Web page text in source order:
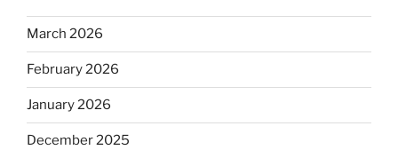
March 2026
February 2026
January 2026
December 2025